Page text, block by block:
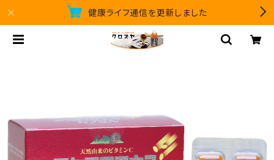
健康ライフ通信を更新しました